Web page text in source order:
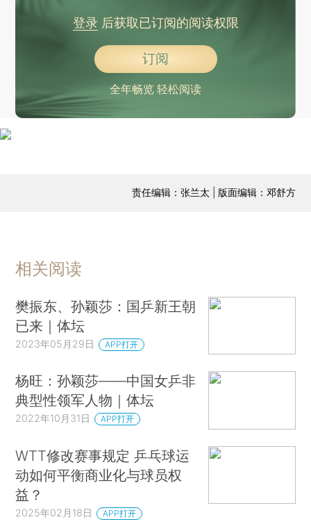
登录后获取已订阅的阅读权限
订阅
全年畅览 轻松阅读
责任编辑：张兰太 | 版面编辑：邓舒方
相关阅读
樊振东、孙颖莎：国乒新王朝
已来｜体坛
2023年05月29日 APP打开
杨旺：孙颖莎——中国女乒非
典型性领军人物｜体坛
2022年10月31日 APP打开
WTT修改赛事规定 乒乓球运
动如何平衡商业化与球员权
益？
2025年02月18日 APP打开